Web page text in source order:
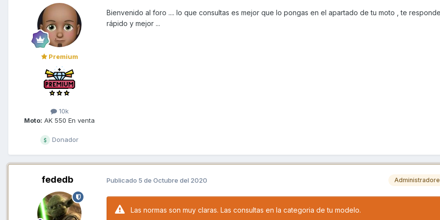
Premium
10k
Moto: AK 550 En venta
Donador
Bienvenido al foro .... lo que consultas es mejor que lo pongas en el apartado de tu moto , te
rápido y mejor ...
fededb Publicado 5 de Octubre del 2020
Las normas son muy claras. Las consultas en la categoria de tu modelo.